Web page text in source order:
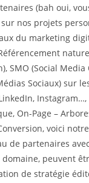
(bah oui,
nos projets
du marketing
SMO (Social
Sociaux) sur
On-Page –
voici
de partenaires
peuvent
de stratégie